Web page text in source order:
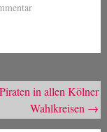
Piraten in allen Kölner
Wahlkreisen →